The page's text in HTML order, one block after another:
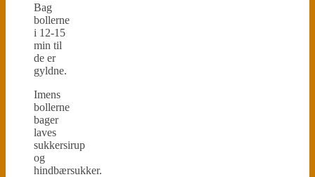
Bag
bollerne
i 12-15
min til
de er
gyldne.
Imens
bollerne
bager
laves
sukkersirup
og
hindbærsukker.